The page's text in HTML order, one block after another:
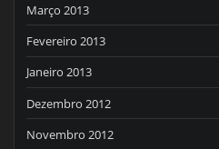
Março 2013
Fevereiro 2013
Janeiro 2013
Dezembro 2012
Novembro 2012